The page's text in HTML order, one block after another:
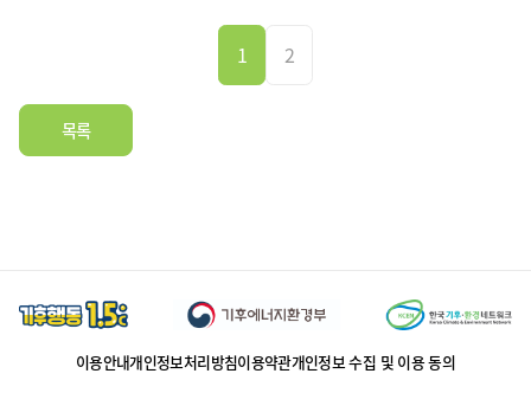
1 2
목록
이용안내개인정보처리방침이용약관개인정보 수집 및 이용 동의